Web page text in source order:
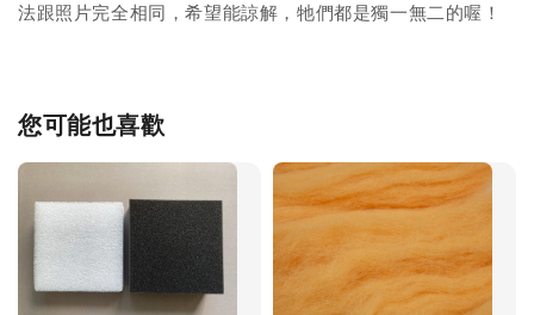
法跟照片完全相同，希望能諒解，牠們都是獨一無二的喔！
您可能也喜歡